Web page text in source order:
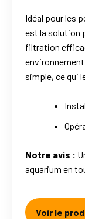
Idéal pour les
est la solution
filtration
simple, ce qui
Notre avis :
aquarium en
Voir le